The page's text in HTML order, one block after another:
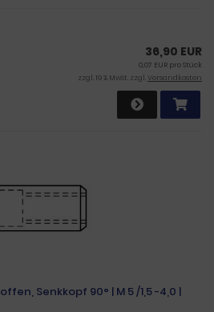
36,90 EUR
0,07 EUR pro Stück
zzgl. 19 % MwSt. zzgl.Versandkosten
Senkkopf 90° | M 5 /1,5 -4,0 |